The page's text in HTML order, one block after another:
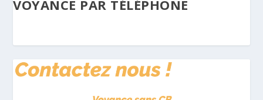
VOYANCE PAR TÉLÉPHONE